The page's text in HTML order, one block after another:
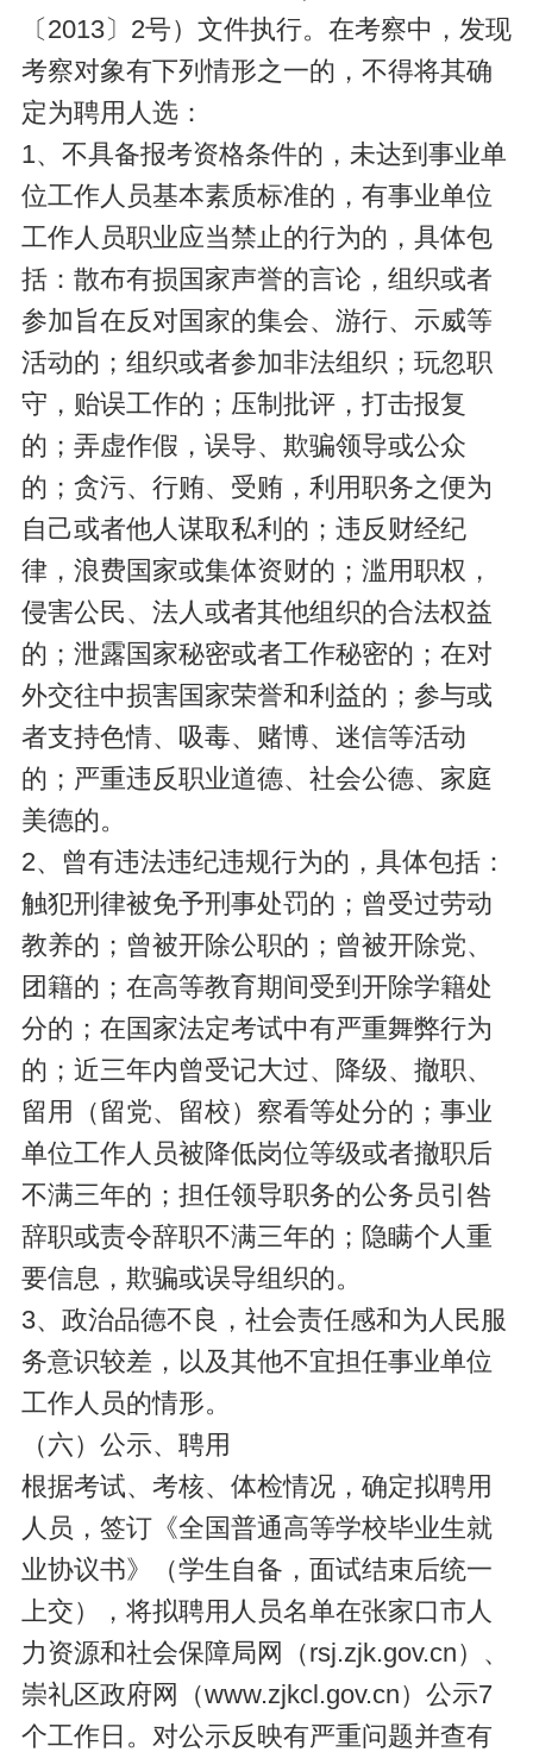
〔2013〕2号）文件执行。在考察中，发现
考察对象有下列情形之一的，不得将其确
定为聘用人选：
1、不具备报考资格条件的，未达到事业单
位工作人员基本素质标准的，有事业单位
工作人员职业应当禁止的行为的，具体包
括：散布有损国家声誉的言论，组织或者
参加旨在反对国家的集会、游行、示威等
活动的；组织或者参加非法组织；玩忽职
守，贻误工作的；压制批评，打击报复
的；弄虚作假，误导、欺骗领导或公众
的；贪污、行贿、受贿，利用职务之便为
自己或者他人谋取私利的；违反财经纪
律，浪费国家或集体资财的；滥用职权，
侵害公民、法人或者其他组织的合法权益
的；泄露国家秘密或者工作秘密的；在对
外交往中损害国家荣誉和利益的；参与或
者支持色情、吸毒、赌博、迷信等活动
的；严重违反职业道德、社会公德、家庭
美德的。
2、曾有违法违纪违规行为的，具体包括：
触犯刑律被免予刑事处罚的；曾受过劳动
教养的；曾被开除公职的；曾被开除党、
团籍的；在高等教育期间受到开除学籍处
分的；在国家法定考试中有严重舞弊行为
的；近三年内曾受记大过、降级、撤职、
留用（留党、留校）察看等处分的；事业
单位工作人员被降低岗位等级或者撤职后
不满三年的；担任领导职务的公务员引咎
辞职或责令辞职不满三年的；隐瞒个人重
要信息，欺骗或误导组织的。
3、政治品德不良，社会责任感和为人民服
务意识较差，以及其他不宜担任事业单位
工作人员的情形。
（六）公示、聘用
根据考试、考核、体检情况，确定拟聘用
人员，签订《全国普通高等学校毕业生就
业协议书》（学生自备，面试结束后统一
上交），将拟聘用人员名单在张家口市人
力资源和社会保障局网（rsj.zjk.gov.cn）、
崇礼区政府网（www.zjkcl.gov.cn）公示7
个工作日。对公示反映有严重问题并查有